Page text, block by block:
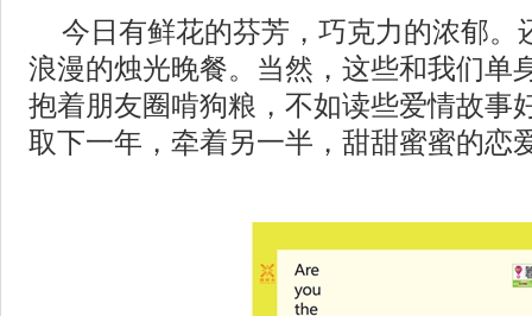
今日有鲜花的芬芳，巧克力的浓郁。
浪漫的烛光晚餐。当然，这些和我们单
抱着朋友圈啃狗粮，不如读些爱情故事
取下一年，牵着另一半，甜甜蜜蜜的恋